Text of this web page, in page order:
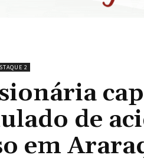
2
de
em